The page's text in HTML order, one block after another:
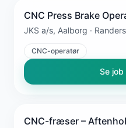
CNC Press Brake
JKS a/s, Aalborg ·
CNC-operatør
Se
CNC-fræser –